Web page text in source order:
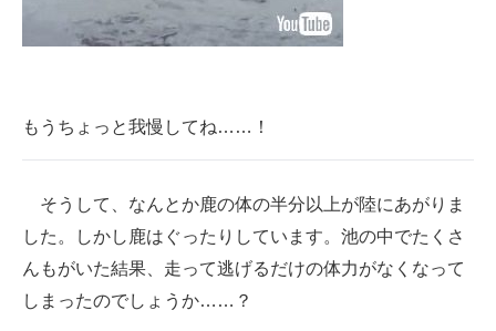
もうちょっと我慢してね……！
そうして、なんとか鹿の体の半分以上が陸にあがりま
した。しかし鹿はぐったりしています。池の中でたくさ
んもがいた結果、走って逃げるだけの体力がなくなって
しまったのでしょうか……？